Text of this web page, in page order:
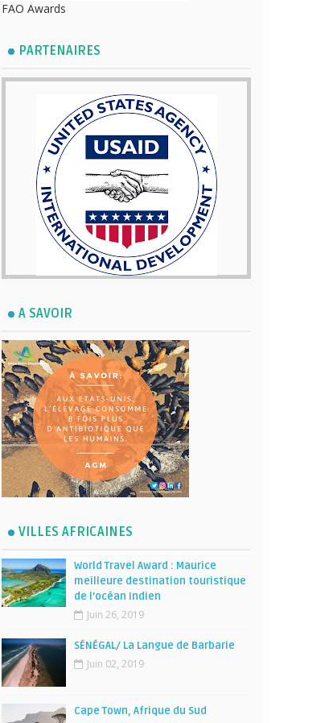
FAO Awards
PARTENAIRES
A SAVOIR
VILLES AFRICAINES
World Travel Award : Maurice
meilleure destination touristique
de l’océan Indien
Juin 26, 2019
SÉNÉGAL/ La Langue de Barbarie
Juin 02, 2019
Cape Town, Afrique du Sud